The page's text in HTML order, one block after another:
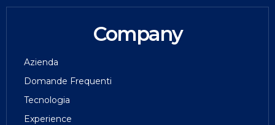
Company
Azienda
Domande Frequenti
Tecnologia
Experience